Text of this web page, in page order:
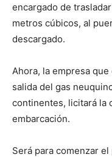
encargado de
metros cúbicos, al
descargado.
Ahora, la empresa
salida del gas
continentes, licitará la
embarcación.
Será para comenzar